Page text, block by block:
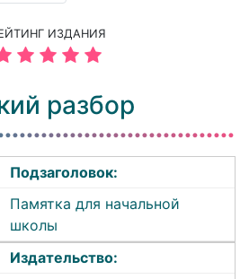
ИЗДАНИЯ
разбор
Подзаголовок:
Памятка для начальной
школы
Издательство: